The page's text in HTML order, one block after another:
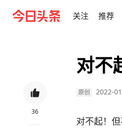
关注 推荐
36
对不
原创 2022-
对不起！但